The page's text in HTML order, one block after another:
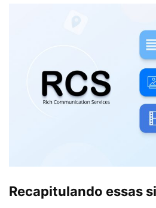
Recapitulando essas